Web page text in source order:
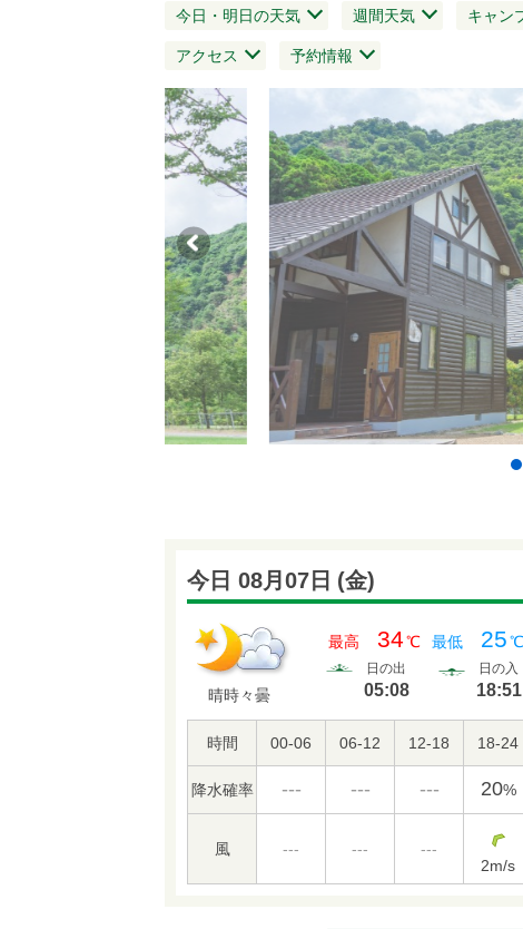
今日・明日の天気 週間天気 キャン
アクセス 予約情報
1
今日 08月07日 (金)
晴時々曇
最高 34℃ 最低 25℃
日の出
05:08
日の入
18:51
時間 00-06 06-12 12-18 18-24
降水確率 --- --- --- 20%
風 --- ---
---
2m/s